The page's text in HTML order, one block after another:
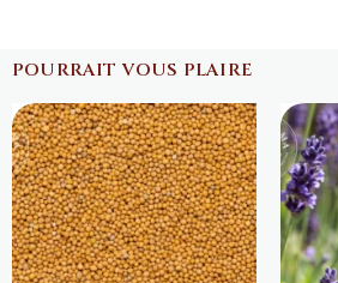
POURRAIT VOUS PLAIRE